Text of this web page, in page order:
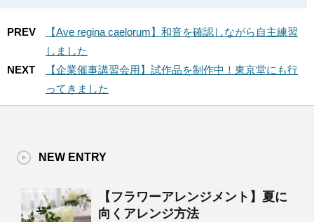
PREV
【Ave regina caelorum】和音を確認しながら自主練習
しました
NEXT
【企業催事講習会用】試作品を制作中！東京堂にも行
ってきました
NEW ENTRY
【フラワーアレンジメント】夏に
向くアレンジ方法